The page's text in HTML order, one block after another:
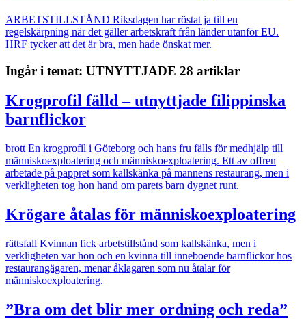
ARBETSTILLSTÅND Riksdagen har röstat ja till en
regelskärpning när det gäller arbetskraft från länder utanför EU.
HRF tycker att det är bra, men hade önskat mer.
Ingår i temat: UTNYTTJADE 28 artiklar
Krogprofil fälld – utnyttjade filippinska
barnflickor
brott En krogprofil i Göteborg och hans fru fälls för medhjälp till
människoexploatering och människoexploatering. Ett av offren
arbetade på pappret som kallskänka på mannens restaurang, men i
verkligheten tog hon hand om parets barn dygnet runt.
Krögare åtalas för människoexploatering
rättsfall Kvinnan fick arbetstillstånd som kallskänka, men i
verkligheten var hon och en kvinna till inneboende barnflickor hos
restaurangägaren, menar åklagaren som nu åtalar för
människoexploatering.
”Bra om det blir mer ordning och reda”